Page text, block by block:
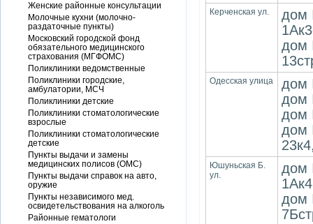
Керченская ул.
дом
дом
Одесская улица
дом
дом
дом
дом
Юшуньская Б.
ул.
дом
дом
Женские районные консультации
Молочные кухни (молочно-
раздаточные пункты)
Московский городской фонд
обязательного медицинского
страхования (МГФОМС)
Поликлиники ведомственные
Поликлиники городские,
амбулатории, МСЧ
Поликлиники детские
Поликлиники стоматологические
взрослые
Поликлиники стоматологические
детские
Пункты выдачи и замены
медицинских полисов (ОМС)
Пункты выдачи справок на авто,
оружие
Пункты независимого мед.
освидетельствования на алкоголь
Районные гематологи